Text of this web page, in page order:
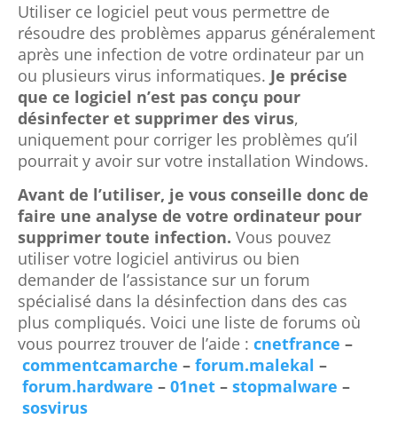
Utiliser ce logiciel peut vous permettre de
résoudre des problèmes apparus généralement
après une infection de votre ordinateur par un
ou plusieurs virus informatiques. Je précise
que ce logiciel n’est pas conçu pour
désinfecter et supprimer des virus,
uniquement pour corriger les problèmes qu’il
pourrait y avoir sur votre installation Windows.
Avant de l’utiliser, je vous conseille donc de
faire une analyse de votre ordinateur pour
supprimer toute infection. Vous pouvez
utiliser votre logiciel antivirus ou bien
demander de l’assistance sur un forum
spécialisé dans la désinfection dans des cas
plus compliqués. Voici une liste de forums où
vous pourrez trouver de l’aide : cnetfrance –
commentcamarche – forum.malekal –
forum.hardware – 01net – stopmalware –
sosvirus